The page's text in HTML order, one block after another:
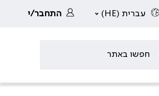
עברית (HE) התחבר/י